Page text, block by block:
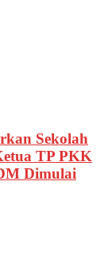
Sekolah
TP PKK
Dimulai